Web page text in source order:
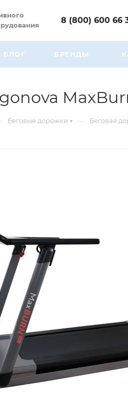
8 (800) 600 66
БЛОГ БРЕНДЫ
Беговые дорожки — Беговая